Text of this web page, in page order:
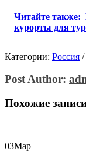
Читайте также:
курорты для
Категории: Россия /
Post Author:
Похожие
03Мар